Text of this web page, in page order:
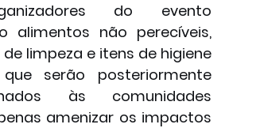
do evento
alimentos não perecíveis,
limpeza e itens de higiene
que serão posteriormente
às comunidades
amenizar os impactos